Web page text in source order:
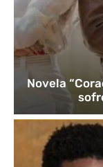
Novela